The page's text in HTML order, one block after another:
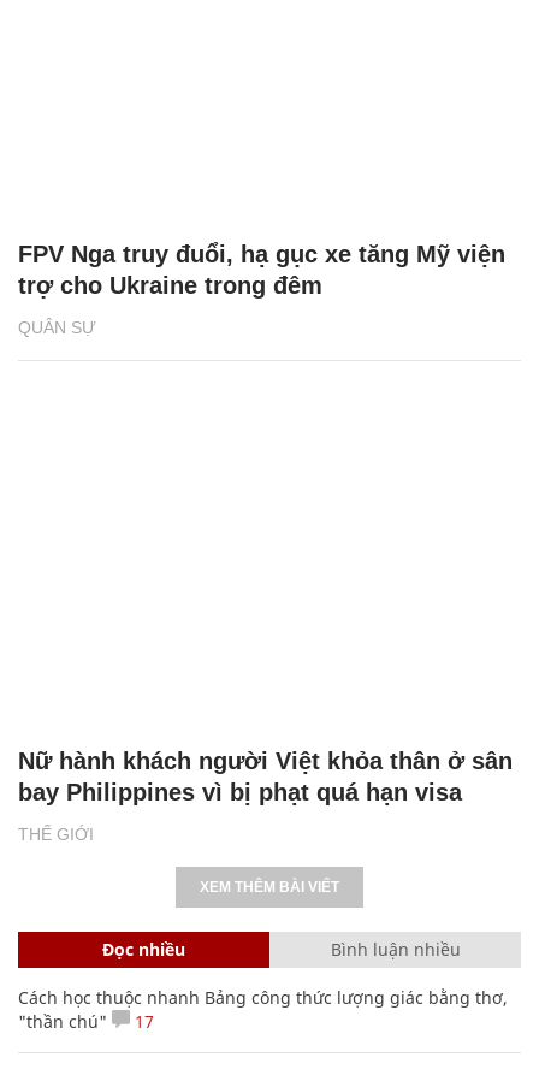
QUÂN SỰ
FPV Nga truy đuổi, hạ gục xe tăng Mỹ viện
trợ cho Ukraine trong đêm
THẾ GIỚI
Nữ hành khách người Việt khỏa thân ở sân
bay Philippines vì bị phạt quá hạn visa
XEM THÊM BÀI VIẾT
Đọc nhiều Bình luận nhiều
Cách học thuộc nhanh Bảng công thức lượng giác bằng thơ,
"thần chú"
17